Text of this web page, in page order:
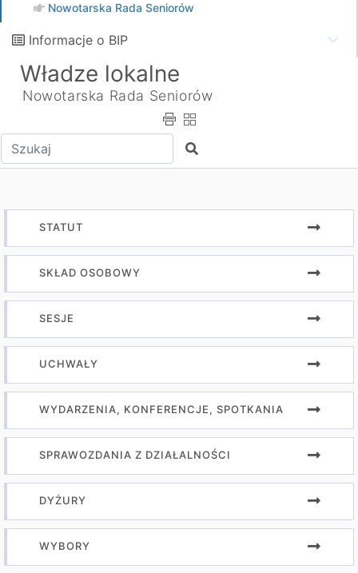
Nowotarska Rada Seniorów
Informacje o BIP
Władze lokalne
Nowotarska Rada Seniorów
Wpisz tekst do wyszukania Szukaj
STATUT
SKŁAD OSOBOWY
SESJE
UCHWAŁY
WYDARZENIA, KONFERENCJE, SPOTKANIA
SPRAWOZDANIA Z DZIAŁALNOŚCI
DYŻURY
WYBORY